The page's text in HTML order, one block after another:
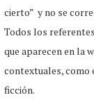
cierto” y no se
Todos los
que aparecen en la
contextuales, como
ficción.